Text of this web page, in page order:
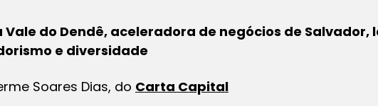
Vale do Dendê, aceleradora de negócios de Salvador,
e diversidade
Soares Dias, do Carta Capital